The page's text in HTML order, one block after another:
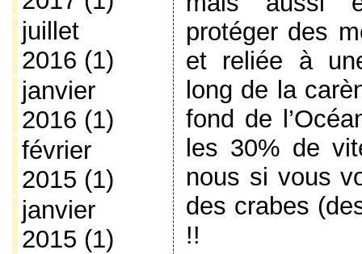
juillet
2016 (1)
janvier
2016 (1)
février
2015 (1)
janvier
2015 (1)
protéger des
et reliée à
long de la
fond de
les 30% de
nous si vous
des crabes
!!